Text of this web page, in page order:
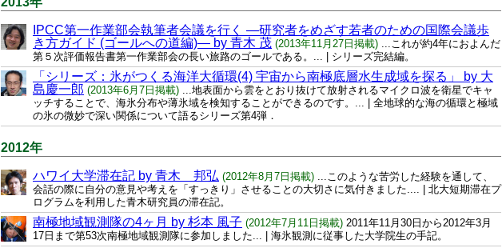
IPCC第一作業部会執筆者会議を行く —研究者をめざす若者のための国際会議歩
き方ガイド (ゴールへの道編)— by 青木 茂 (2013年11月27日掲載) ...これが約4年におよんだ
第５次評価報告書第一作業部会の長い旅路のゴールである。... | シリーズ完結編。
「シリーズ：氷がつくる海洋大循環(4) 宇宙から南極底層水生成域を探る」 by 大
島慶一郎 (2013年6月7日掲載) ...地表面から雲をとおり抜けて放射されるマイクロ波を衛星でキャ
ッチすることで、海氷分布や薄氷域を検知することができるのです。... | 全地球的な海の循環と極域
の氷の微妙で深い関係について語るシリーズ第4弾．
2012年
ハワイ大学滞在記 by 青木 邦弘 (2012年8月7日掲載) ...このような苦労した経験を通して、
会話の際に自分の意見や考えを「すっきり」させることの大切さに気付きました.... | 北大短期滞在プ
ログラムを利用した青木研究員の滞在記。
南極地域観測隊の4ヶ月 by 杉本 風子 (2012年7月11日掲載) 2011年11月30日から2012年3月
17日まで第53次南極地域観測隊に参加しました... | 海氷観測に従事した大学院生の手記。